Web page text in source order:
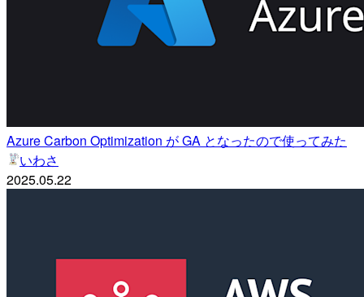
Azure Carbon Optimization が GA となったので使ってみた
いわさ
2025.05.22